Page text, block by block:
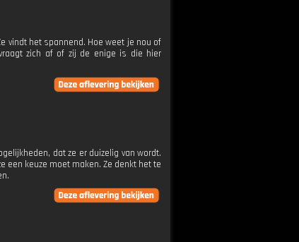
vindt het spannend. Hoe weet je nou of
zich af of zij de enige is die hier
dat ze er duizelig van wordt.
een keuze moet maken. Ze denkt het te